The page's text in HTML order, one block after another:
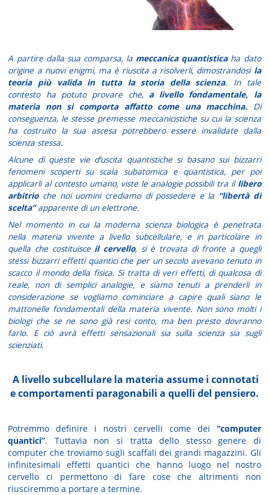
A partire dalla sua comparsa, la meccanica quantisticaha dato
origine a nuovi enigmi, ma è riuscita a risolverli, dimostrandosi la
teoria più valida in tutta la storia della scienza. In tale
contesto ha potuto provare che, a livello fondamentale, la
materia non si comporta affatto come una macchina. Di
conseguenza, le stesse premesse meccanicistiche su cui la scienza
ha costruito la sua ascesa potrebbero essere invalidate dalla
scienza stessa.
Alcune di queste vie d’uscita quantistiche si basano sui bizzarri
fenomeni scoperti su scala subatomica e quantistica, per poi
applicarli al contesto umano, viste le analogie possibili tra il libero
arbitrioche noi uomini crediamo di possedere e la “libertà di
scelta”apparente di un elettrone.
Nel momento in cui la moderna scienza biologica è penetrata
nella materia vivente a livello subcellulare, e in particolare in
quella che costituisce il cervello, si è trovata di fronte a quegli
stessi bizzarri effetti quantici che per un secolo avevano tenuto in
scacco il mondo della fisica. Si tratta di veri effetti, di qualcosa di
reale, non di semplici analogie, e siamo tenuti a prenderli in
considerazione se vogliamo cominciare a capire quali siano le
mattonelle fondamentali della materia vivente. Non sono molti i
biologi che se ne sono già resi conto, ma ben presto dovranno
farlo. E ciò avrà effetti sensazionali sia sulla scienza sia sugli
scienziati.
A livello subcellulare la materia assume i connotati
e comportamenti paragonabili a quelli del pensiero.
Potremmo definire i nostri cervelli come dei “computer
quantici”. Tuttavia non si tratta dello stesso genere di
computer che troviamo sugli scaffali dei grandi magazzini. Gli
infinitesimali effetti quantici che hanno luogo nel nostro
cervello ci permettono di fare cose che altrimenti non
riusciremmo a portare a termine.